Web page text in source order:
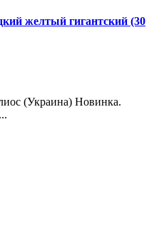
желтый гигантский (30
(Украина) Новинка.